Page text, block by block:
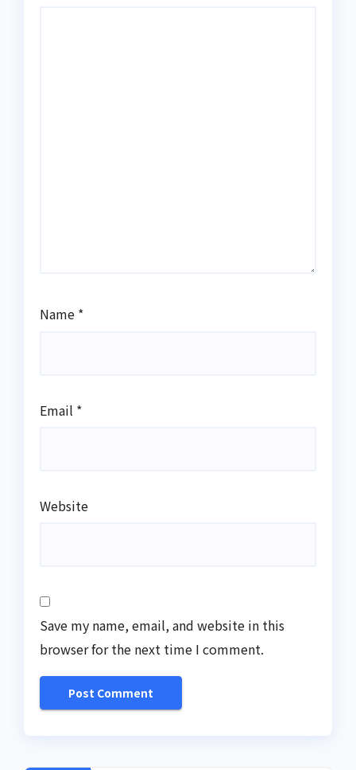
Name *
Email *
Website
Save my name, email, and website in this
browser for the next time I comment.